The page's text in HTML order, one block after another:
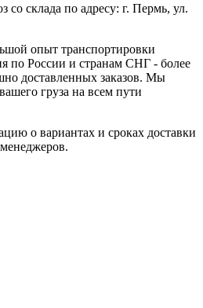
склада по адресу: г. Пермь, ул.
опыт транспортировки
по России и странам СНГ - более
доставленных заказов. Мы
груза на всем пути
о вариантах и сроках доставки